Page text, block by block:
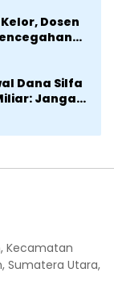
Dosen
Dana Silfa
Jangan
Provinsi
Kecamatan
Sumatera Utara,